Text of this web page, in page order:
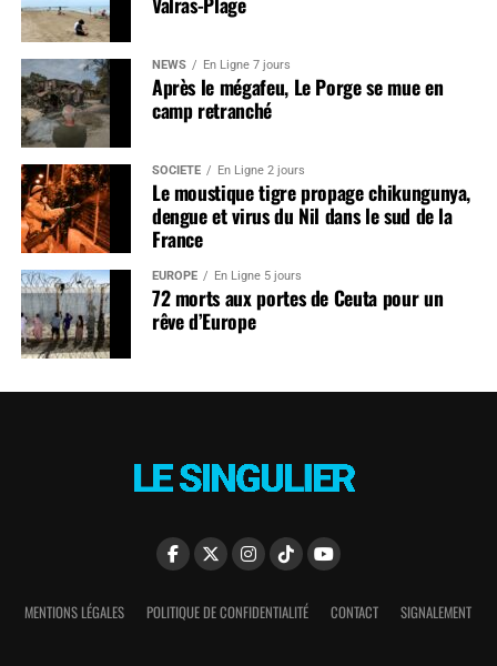
NEWS En Ligne 7 jours
Après le mégafeu, Le Porge se mue en
camp retranché
SOCIÉTÉ En Ligne 2 jours
Le moustique tigre propage chikungunya,
dengue et virus du Nil dans le sud de la
France
EUROPE En Ligne 5 jours
72 morts aux portes de Ceuta pour un
rêve d’Europe
MENTIONS LÉGALES POLITIQUE DE CONFIDENTIALITÉ CONTACT SIGNALEMENT